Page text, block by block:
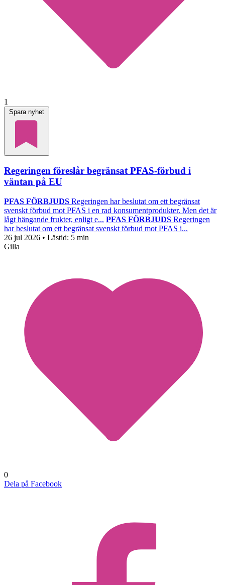
1
Spara nyhet
Regeringen föreslår begränsat PFAS-förbud i
väntan på EU
PFAS FÖRBJUDS Regeringen har beslutat om ett begränsat
svenskt förbud mot PFAS i en rad konsumentprodukter. Men det är
lågt hängande frukter, enligt e... PFAS FÖRBJUDS Regeringen
har beslutat om ett begränsat svenskt förbud mot PFAS i...
26 jul 2026 • Lästid: 5 min
Gilla
0
Dela på Facebook